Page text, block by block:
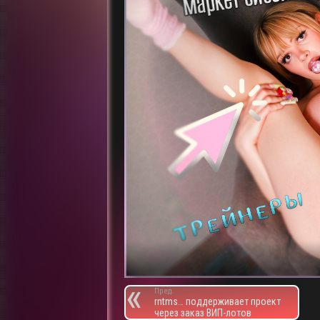
Пред.
rntms… поддерживает проект
через заказ ВИП-лотов